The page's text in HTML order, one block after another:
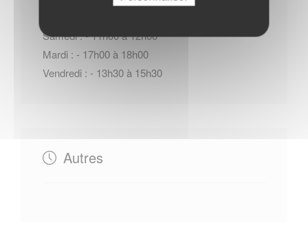
Samedi : - 11h00 à 12h00
Mardi : - 17h00 à 18h00
Vendredi : - 13h30 à 15h30
Autres